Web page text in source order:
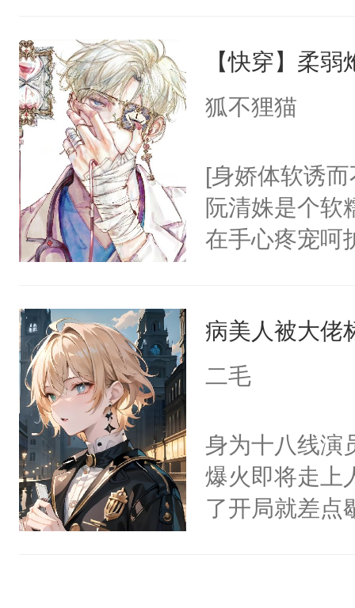
他说：【您
年，存活下
再说一遍。】
后，竟然是
拥住了日思夜
【快穿】柔
狐不狸猫
[身娇体软诱
阮清姝是个软
在手心疼宠呵
任务完成。”
上，别说追了
腰被大掌死
啊……我该怎
小少爷被血族
破少年雪腻纤
病美人被大佬
二毛
身为十八线演
爆火即将走上
了开局就差